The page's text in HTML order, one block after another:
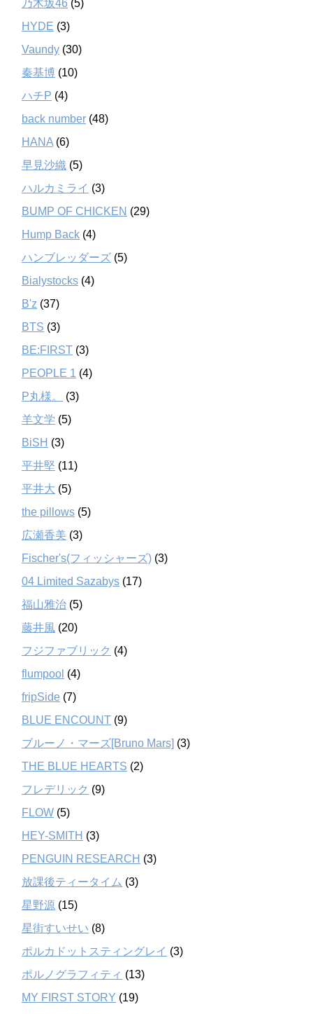
乃木坂46 (5)
HYDE (3)
Vaundy (30)
秦基博 (10)
ハチP (4)
back number (48)
HANA (6)
早見沙織 (5)
ハルカミライ (3)
BUMP OF CHICKEN (29)
Hump Back (4)
ハンブレッダーズ (5)
Bialystocks (4)
B'z (37)
BTS (3)
BE:FIRST (3)
PEOPLE 1 (4)
P丸様。
(3)
羊文学 (5)
BiSH (3)
平井堅 (11)
平井大 (5)
the pillows (5)
広瀬香美 (3)
Fischer's(フィッシャーズ) (3)
04 Limited Sazabys (17)
福山雅治 (5)
藤井風 (20)
フジファブリック (4)
flumpool (4)
fripSide (7)
BLUE ENCOUNT (9)
ブルーノ・マーズ[Bruno Mars] (3)
THE BLUE HEARTS (2)
フレデリック (9)
FLOW (5)
HEY-SMITH (3)
PENGUIN RESEARCH (3)
放課後ティータイム (3)
星野源 (15)
星街すいせい (8)
ポルカドットスティングレイ (3)
ポルノグラフィティ (13)
MY FIRST STORY (19)